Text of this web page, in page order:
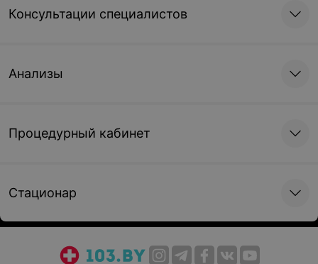
Консультации специалистов
Анализы
Процедурный кабинет
Стационар